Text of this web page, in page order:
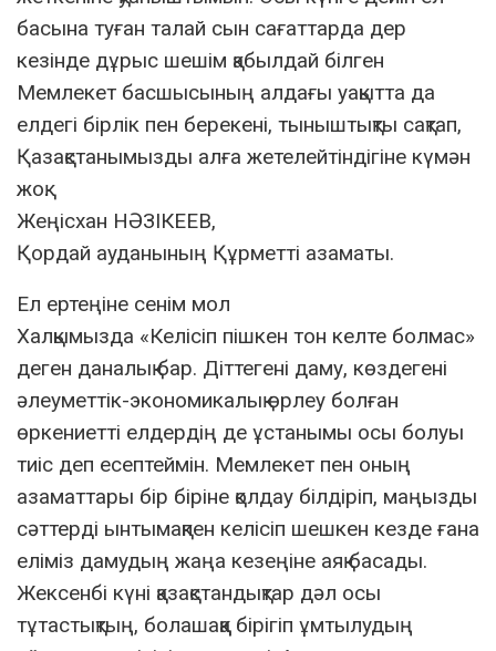
басына туған талай сын сағаттарда дер
кезінде дұрыс шешім қабылдай білген
Мемлекет басшысының алдағы уақытта да
елдегі бірлік пен берекені, тыныштықты сақтап,
Қазақстанымызды алға жетелейтіндігіне күмән
жоқ.
Жеңісхан НӘЗІКЕЕВ,
Қордай ауданының Құрметті азаматы.
Ел ертеңіне сенім мол
Халқымызда «Келісіп пішкен тон келте болмас»
деген даналық бар. Діттегені даму, көздегені
әлеуметтік-экономикалық өрлеу болған
өркениетті елдердің де ұстанымы осы болуы
тиіс деп есептеймін. Мемлекет пен оның
азаматтары бір біріне қолдау білдіріп, маңызды
сәттерді ынтымақпен келісіп шешкен кезде ғана
еліміз дамудың жаңа кезеңіне аяқ басады.
Жексенбі күні қазақстандықтар дәл осы
тұтастықтың, болашаққа бірігіп ұмтылудың